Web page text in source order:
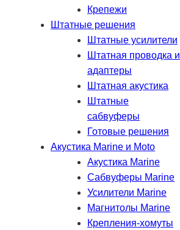
Крепежи
Штатные решения
Штатные усилители
Штатная проводка и
адаптеры
Штатная акустика
Штатные
сабвуферы
Готовые решения
Акустика Marine и Moto
Акустика Marine
Сабвуферы Marine
Усилители Marine
Магнитолы Marine
Крепления-хомуты